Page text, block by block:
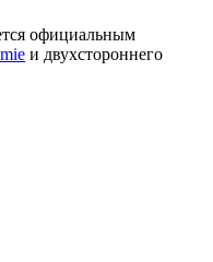
официальным
и двухстороннего